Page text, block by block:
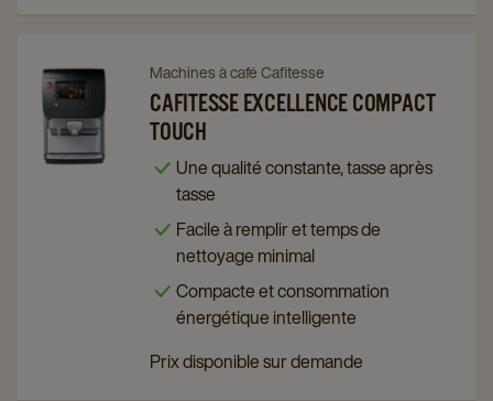
Navigate
Cafitesse
Excellence
Navigate
to
Cafitesse
Excellence
Compact
Touch
details
page
Machines à café Cafitesse
CAFITESSE EXCELLENCE COMPACT
TOUCH
Une qualité constante, tasse après
tasse
Facile à remplir et temps de
nettoyage minimal
Compacte et consommation
énergétique intelligente
Prix disponible sur demande